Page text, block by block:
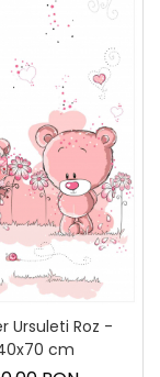
Ursuleti Roz -
cm